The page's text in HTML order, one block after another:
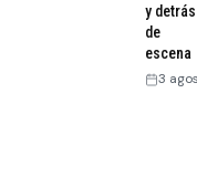
y detrás
de
escena
3